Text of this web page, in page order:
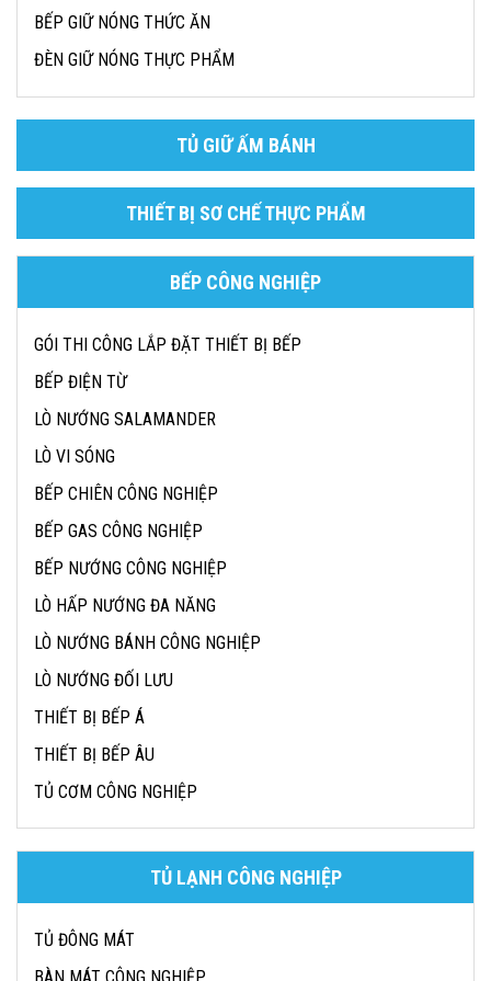
BẾP GIỮ NÓNG THỨC ĂN
ĐÈN GIỮ NÓNG THỰC PHẨM
TỦ GIỮ ẤM BÁNH
THIẾT BỊ SƠ CHẾ THỰC PHẨM
BẾP CÔNG NGHIỆP
GÓI THI CÔNG LẮP ĐẶT THIẾT BỊ BẾP
BẾP ĐIỆN TỪ
LÒ NƯỚNG SALAMANDER
LÒ VI SÓNG
BẾP CHIÊN CÔNG NGHIỆP
BẾP GAS CÔNG NGHIỆP
BẾP NƯỚNG CÔNG NGHIỆP
LÒ HẤP NƯỚNG ĐA NĂNG
LÒ NƯỚNG BÁNH CÔNG NGHIỆP
LÒ NƯỚNG ĐỐI LƯU
THIẾT BỊ BẾP Á
THIẾT BỊ BẾP ÂU
TỦ CƠM CÔNG NGHIỆP
TỦ LẠNH CÔNG NGHIỆP
TỦ ĐÔNG MÁT